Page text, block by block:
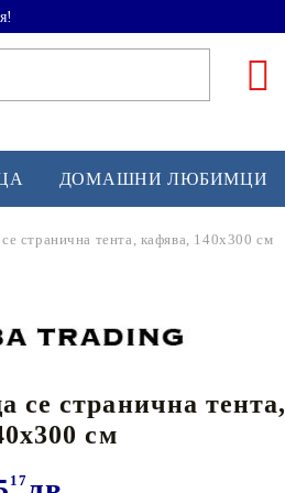
и софтбол
и лакрос
спортно оборудване
ДОМАШНИ ЛЮБИМЦИ
странична тента, кафява, 140x300 см
се странична тента,
см
17